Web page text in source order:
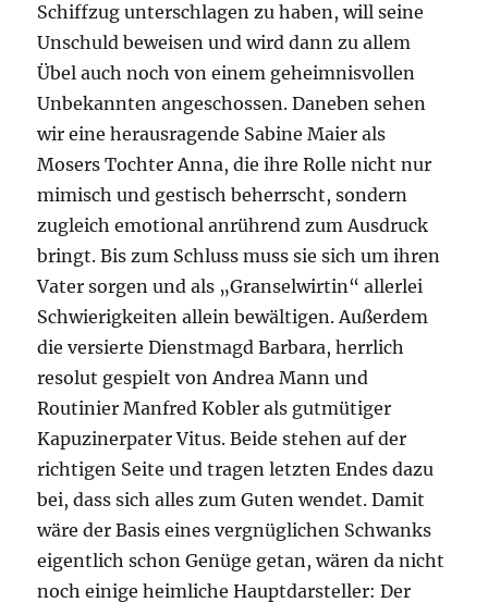
Schiffzug unterschlagen zu haben, will seine
Unschuld beweisen und wird dann zu allem
Übel auch noch von einem geheimnisvollen
Unbekannten angeschossen. Daneben sehen
wir eine herausragende Sabine Maier als
Mosers Tochter Anna, die ihre Rolle nicht nur
mimisch und gestisch beherrscht, sondern
zugleich emotional anrührend zum Ausdruck
bringt. Bis zum Schluss muss sie sich um ihren
Vater sorgen und als „Granselwirtin“ allerlei
Schwierigkeiten allein bewältigen. Außerdem
die versierte Dienstmagd Barbara, herrlich
resolut gespielt von Andrea Mann und
Routinier Manfred Kobler als gutmütiger
Kapuzinerpater Vitus. Beide stehen auf der
richtigen Seite und tragen letzten Endes dazu
bei, dass sich alles zum Guten wendet. Damit
wäre der Basis eines vergnüglichen Schwanks
eigentlich schon Genüge getan, wären da nicht
noch einige heimliche Hauptdarsteller: Der